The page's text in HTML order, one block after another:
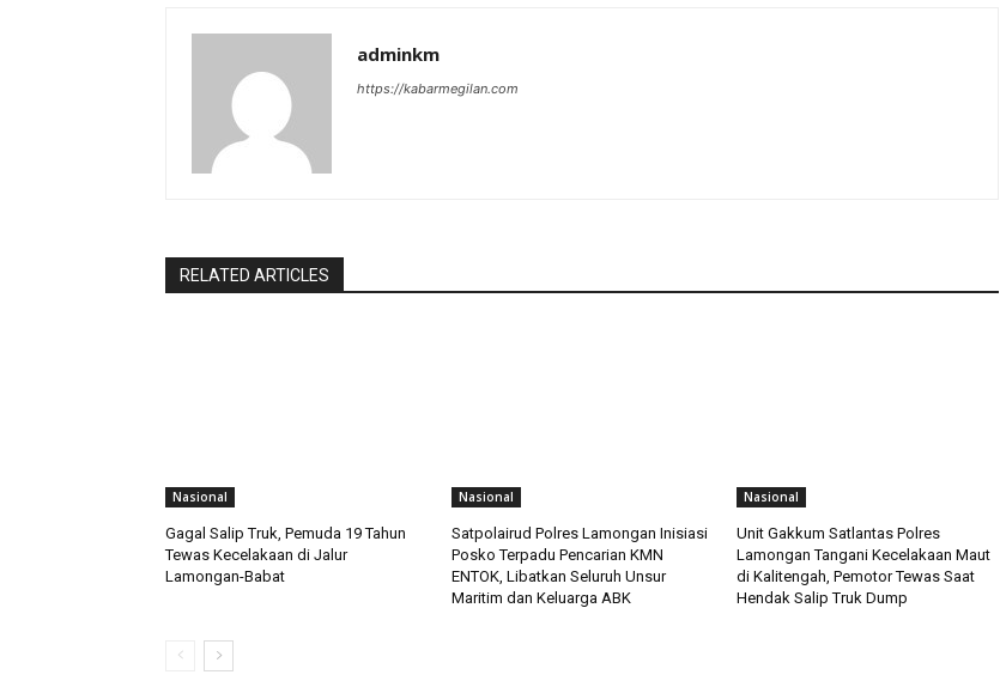
adminkm
https://kabarmegilan.com
RELATED ARTICLES
Nasional
Gagal Salip Truk, Pemuda 19 Tahun
Tewas Kecelakaan di Jalur
Lamongan-Babat
Nasional
Satpolairud Polres Lamongan Inisiasi
Posko Terpadu Pencarian KMN
ENTOK, Libatkan Seluruh Unsur
Maritim dan Keluarga ABK
Nasional
Unit Gakkum Satlantas Polres
Lamongan Tangani Kecelakaan Maut
di Kalitengah, Pemotor Tewas Saat
Hendak Salip Truk Dump